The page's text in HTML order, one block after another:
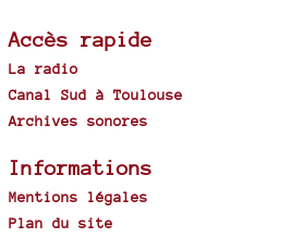
Accès rapide
La radio
Canal Sud à Toulouse
Archives sonores
Informations
Mentions légales
Plan du site